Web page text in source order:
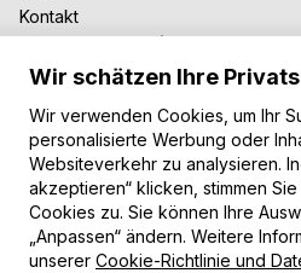
Kontakt
Zusammenarbeit
Für Blogger
B2B-Zusammenarbeit
Unsere Teppiche
Moderne Teppiche
Vintage Teppiche
Shaggy Teppiche
Kinderteppiche
Wir schätzen Ihre
Wir verwenden Cookies, um Ihr
personalisierte Werbung oder
Websiteverkehr zu analysieren.
akzeptieren“ klicken, stimmen
Cookies zu. Sie können Ihre
„Anpassen“ ändern. Weitere
unserer Cookie-Richtlinie und